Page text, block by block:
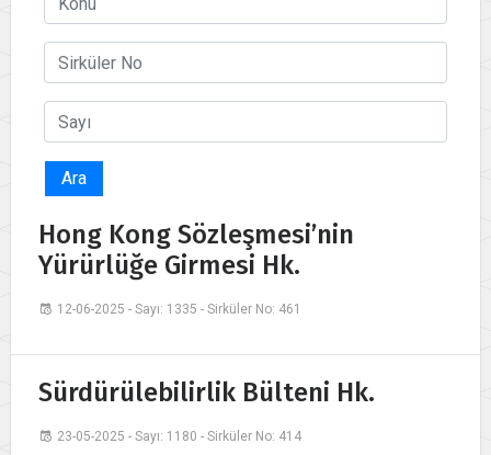
Ara
Hong Kong Sözleşmesi’nin
Yürürlüğe Girmesi Hk.
12-06-2025 - Sayı: 1335 - Sirküler No: 461
Sürdürülebilirlik Bülteni Hk.
23-05-2025 - Sayı: 1180 - Sirküler No: 414